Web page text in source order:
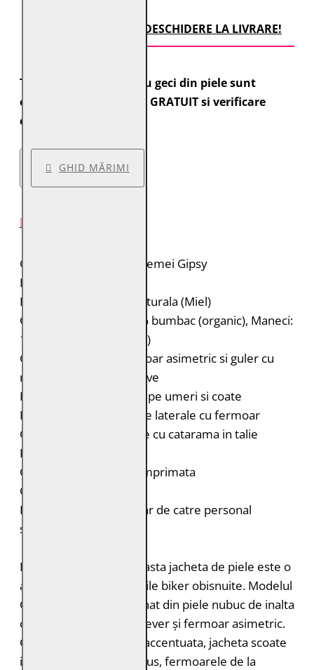
TRANSPORT CU DESCHIDERE LA LIVRARE!
Toate comenzile pentru geci din piele sunt
expediate cu transport GRATUIT si verificare
colet.
GHID MĂRIMI
Geaca de piele pentru femei Gipsy
Brand: Gipsy
Material: 100% piele naturala (Miel)
Captuseala: Corp: 100% bumbac (organic), Maneci:
100% poliester (reciclat)
Geaca de piele cu fermoar asimetric si guler cu
rever cu capse decorative
Petice ovale decorative pe umeri si coate
Doua buzunare verticale laterale cu fermoar
Curele laterale reglabile cu catarama in talie
Fermoar la maneci
Captuseala interioara imprimata
Croiala: Regular Fit
Intretinere: Spalare doar de catre personal
specializat
Placuta la atingere, aceasta jacheta de piele este o
alternativa ideala la gecile biker obisnuite. Modelul
GWAyla este confectionat din piele nubuc de inalta
calitate si are guler cu rever și fermoar asimetric.
Cu zona umerilor usor accentuata, jacheta scoate
in evidenta silueta. In plus, fermoarele de la